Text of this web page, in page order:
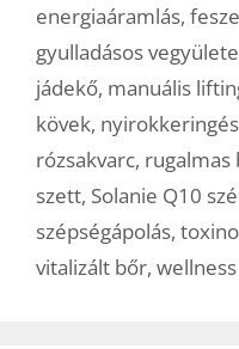
energiaáramlás,
gyulladásos
jádekő, manuális
kövek, nyirokkeringés
rózsakvarc, rugalmas
szett, Solanie Q10
szépségápolás,
vitalizált bőr, wellness